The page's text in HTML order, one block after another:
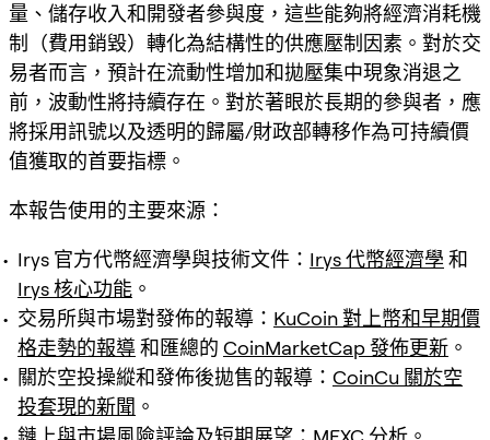
量、儲存收入和開發者參與度，這些能夠將經濟消耗機
制（費用銷毀）轉化為結構性的供應壓制因素。對於交
易者而言，預計在流動性增加和拋壓集中現象消退之
前，波動性將持續存在。對於著眼於長期的參與者，應
將採用訊號以及透明的歸屬/財政部轉移作為可持續價
值獲取的首要指標。
本報告使用的主要來源：
Irys 官方代幣經濟學與技術文件： Irys 代幣經濟學 和
Irys 核心功能 。
交易所與市場對發佈的報導： KuCoin 對上幣和早期價
格走勢的報導和匯總的 CoinMarketCap 發佈更新 。
關於空投操縱和發佈後拋售的報導： CoinCu 關於空
投套現的新聞 。